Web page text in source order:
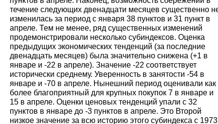
течение следующих двенадцати месяцев существенно
изменилась за период с января 38 пунктов и 31 пункт в
апреле. Тем не менее, ряд существенных изменений
продемонстрировали несколько субиндексов. Оценка
предыдущих экономических тенденций (за последние
двенадцать месяцев) была значительно снижена (+1 в
январе и -22 в апреле). Значение -22 соответствует
исторически среднему. Уверенность в занятости -54 в
январе и -70 в апреле. Нынешний период оценивали как
более благоприятный для крупных покупок 7 в январе и
15 в апреле. Оценки ценовых тенденций упали с 32
пунктов в январе до -3 пунктов в апреле. Это Второй
низкое значение за всю историю этого субиндекса с 1973